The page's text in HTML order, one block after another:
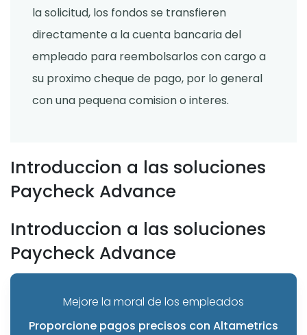
la solicitud, los fondos se transfieren
directamente a la cuenta bancaria del
empleado para reembolsarlos con cargo a
su proximo cheque de pago, por lo general
con una pequena comision o interes.
Introduccion a las soluciones
Paycheck Advance
Introduccion a las soluciones
Paycheck Advance
Mejore la moral de los empleados
Proporcione pagos precisos con Altametrics